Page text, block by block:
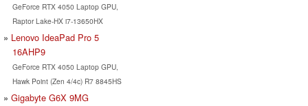
GeForce RTX 4050 Laptop GPU,
Raptor Lake-HX i7-13650HX
Lenovo IdeaPad Pro 5
16AHP9
GeForce RTX 4050 Laptop GPU,
Hawk Point (Zen 4/4c) R7 8845HS
Gigabyte G6X 9MG